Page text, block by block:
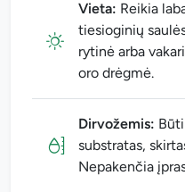
Vieta: Reikia
tiesioginių
rytinė arba
oro drėgmė.
Dirvožemis:
substratas,
Nepakenčia